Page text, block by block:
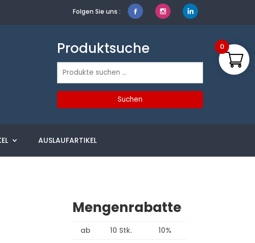
Folgen Sie uns :
Produktsuche
Suchen
Suchen
AUSLAUFARTIKEL
Mengenrabatte
ab 10 Stk.
10%
0